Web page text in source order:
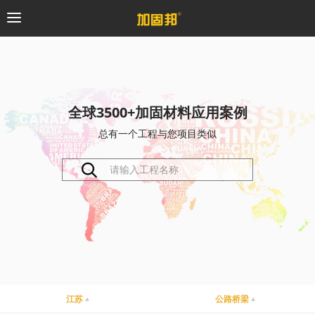
粘钢加固系统
预应力系统
桥梁支座系统
全球3500+加固材料应用案例
总有一个工程与您项目类似
江苏 公路桥梁